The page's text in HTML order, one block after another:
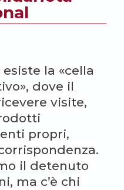
la «cella
dove il
visite,
propri,
il detenuto
ma c’è chi